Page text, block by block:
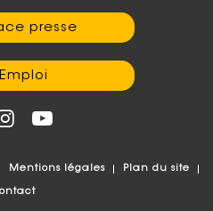
presse
Emploi
Mentions légales Plan du site